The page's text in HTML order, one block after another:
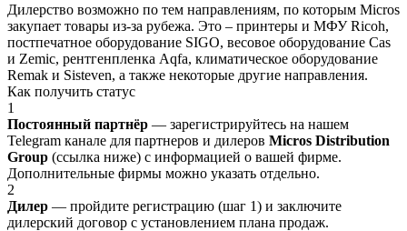
Дилерство возможно по тем направлениям, по которым Micros
закупает товары из-за рубежа. Это – принтеры и МФУ Ricoh,
постпечатное оборудование SIGO, весовое оборудование Cas
и Zemic, рентгенпленка Aqfa, климатическое оборудование
Remak и Sisteven, а также некоторые другие направления.
Как получить статус
1
Постоянный партнёр — зарегистрируйтесь на нашем
Telegram канале для партнеров и дилеров Micros Distribution
Group (ссылка ниже) с информацией о вашей фирме.
Дополнительные фирмы можно указать отдельно.
2
Дилер — пройдите регистрацию (шаг 1) и заключите
дилерский договор с установлением плана продаж.